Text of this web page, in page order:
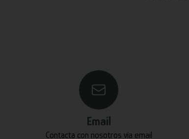
Email
Contacta con nosotros vía email